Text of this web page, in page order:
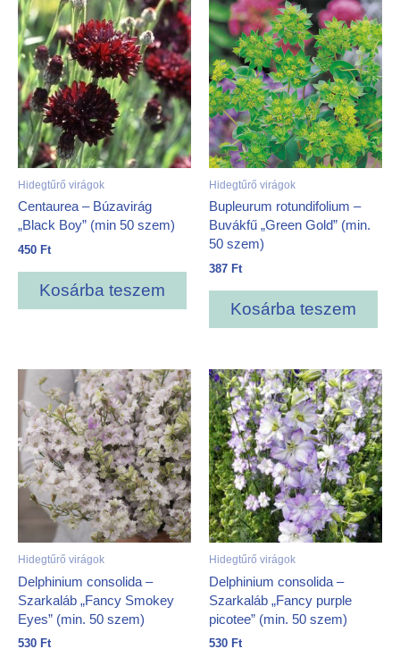
Hidegtűrő virágok
Centaurea – Búzavirág
„Black Boy” (min 50 szem)
450 Ft
Kosárba teszem
Hidegtűrő virágok
Bupleurum rotundifolium –
Buvákfű „Green Gold” (min.
50 szem)
387 Ft
Kosárba teszem
Hidegtűrő virágok
Delphinium consolida –
Szarkaláb „Fancy Smokey
Eyes” (min. 50 szem)
530 Ft
Hidegtűrő virágok
Delphinium consolida –
Szarkaláb „Fancy purple
picotee” (min. 50 szem)
530 Ft